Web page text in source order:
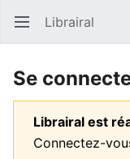
Ouvrir le menu principal Librairal
Se
Librairal est
Connectez-